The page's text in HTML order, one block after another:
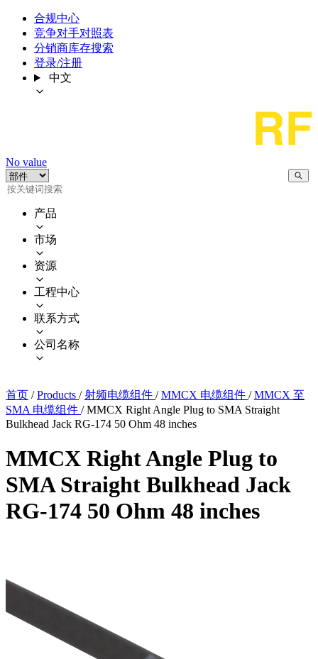
合规中心
竞争对手对照表
分销商库存搜索
登录/注册
中文
No value
产品
市场
资源
工程中心
联系方式
公司名称
首页 / Products / 射频电缆组件 / MMCX 电缆组件 / MMCX 至
SMA 电缆组件 / MMCX Right Angle Plug to SMA Straight
Bulkhead Jack RG-174 50 Ohm 48 inches
MMCX Right Angle Plug to
SMA Straight Bulkhead Jack
RG-174 50 Ohm 48 inches